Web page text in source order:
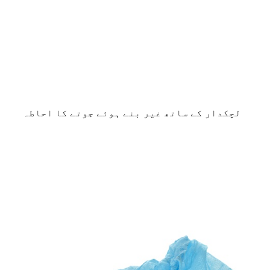
لچکدار کے ساتھ غیر بنے ہوئے جوتے کا احاطہ